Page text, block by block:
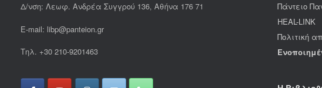
Δ/νση: Λεωφ. Ανδρέα Συγγρού 136, Αθήνα 176 71
E-mail: libp@panteion.gr
Τηλ. +30 210-9201463
Πάντειο
HEAL-LINK
Πολιτική